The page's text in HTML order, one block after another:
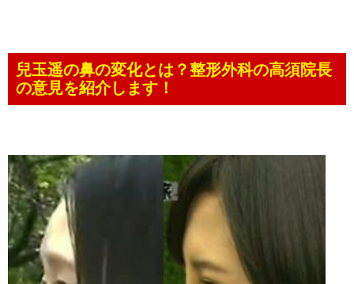
兒玉遥の鼻の変化とは？整形外科の高須院長
の意見を紹介します！